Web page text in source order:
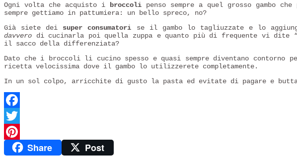
Ogni volta che acquisto i broccoli penso sempre a quel grosso gambo
sempre gettiamo in pattumiera: un bello spreco, no?
Già siete dei super consumatori se il gambo lo tagliuzzate e lo
davvero di cucinarla poi quella zuppa e quanto più di frequente vi dite
il sacco della differenziata?
Dato che i broccoli li cucino spesso e quasi sempre diventano contorno
ricetta velocissima dove il gambo lo utilizzerete completamente.
In un sol colpo, arricchite di gusto la pasta ed evitate di pagare e
Facebook
Twitter
PinterestShare Post